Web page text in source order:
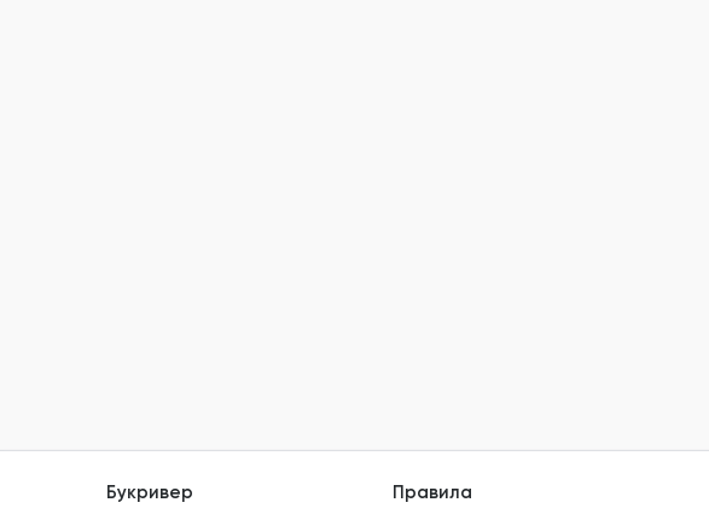
Букривер Правила